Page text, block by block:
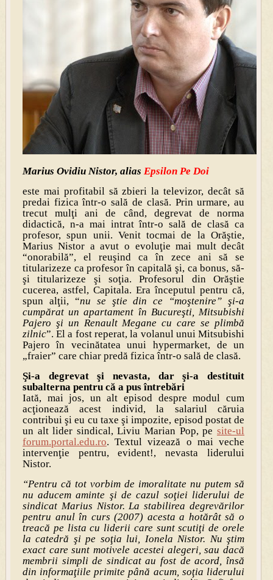
Marius Ovidiu Nistor, alias Epsilon Pe Doi
este mai profitabil să zbieri la televizor, decât să
predai fizica într-o sală de clasă. Prin urmare, au
trecut mulţi ani de când, degrevat de norma
didactică, n-a mai intrat într-o sală de clasă ca
profesor, spun unii. Venit tocmai de la Orăştie,
Marius Nistor a avut o evoluţie mai mult decât
“onorabilă”, el reuşind ca în zece ani să se
titularizeze ca profesor în capitală şi, ca bonus, să-
şi titularizeze şi soţia. Profesorul din Orăştie
cucerea, astfel, Capitala. Era începutul pentru că,
spun alţii, “nu se ştie din ce “moştenire” şi-a
cumpărat un apartament în Bucureşti, Mitsubishi
Pajero şi un Renault Megane cu care se plimbă
zilnic”. El a fost reperat, la volanul unui Mitsubishi
Pajero în vecinătatea unui hypermarket, de un
„fraier” care chiar predă fizica într-o sală de clasă.
Şi-a degrevat şi nevasta, dar şi-a destituit
subalterna pentru că a pus întrebări
Iată, mai jos, un alt episod despre modul cum
acţionează acest individ, la salariul căruia
contribui şi eu cu taxe şi impozite, episod postat de
un alt lider sindical, Liviu Marian Pop, pesite-ul
forum.portal.edu.ro. Textul vizează o mai veche
intervenţie pentru, evident!, nevasta liderului
Nistor.
“Pentru că tot vorbim de imoralitate nu putem să
nu aducem aminte şi de cazul soţiei liderului de
sindicat Marius Nistor. La stabilirea degrevărilor
pentru anul în curs (2007) acesta a hotărât să o
treacă pe lista cu liderii care sunt scutiţi de orele
la catedră şi pe soţia lui, Ionela Nistor. Nu ştim
exact care sunt motivele acestei alegeri, sau dacă
membrii simpli de sindicat au fost de acord, însă
din informaţiile primite până acum, soţia liderului